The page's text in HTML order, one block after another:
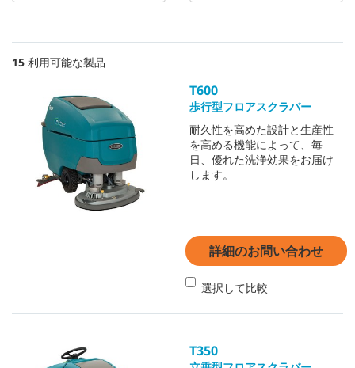
15 利用可能な製品
T600
歩行型フロアスクラバー
耐久性を高めた設計と生産性
を高める機能によって、毎
日、優れた洗浄効果をお届け
します。
詳細のお問い合わせ
選択して比較
T350